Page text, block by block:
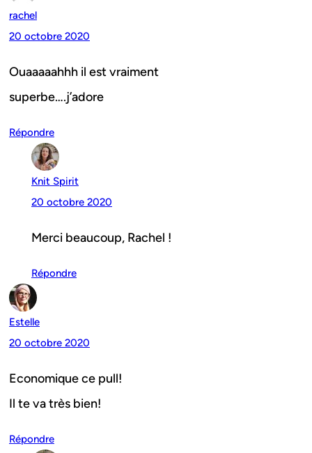
rachel
20 octobre 2020
Ouaaaaahhh il est vraiment
superbe….j’adore
Répondre
Knit Spirit
20 octobre 2020
Merci beaucoup, Rachel !
Répondre
Estelle
20 octobre 2020
Economique ce pull!
Il te va très bien!
Répondre